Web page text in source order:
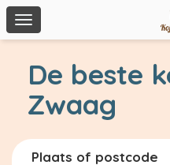
Toggle
navigation
De beste
Zwaag
Plaats of postcode